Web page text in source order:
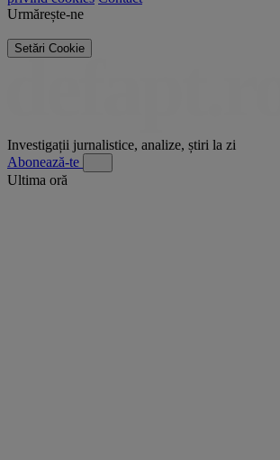
Urmărește-ne
Setări Cookie
Investigații jurnalistice, analize, știri la zi
Abonează-te
Ultima oră